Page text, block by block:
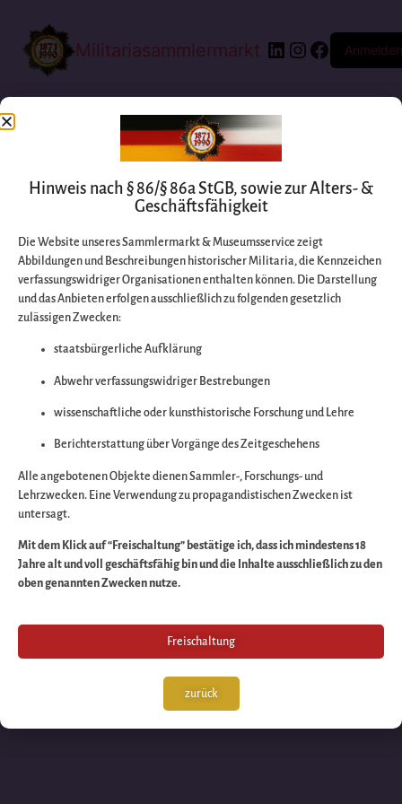
Militariasammlermarkt Anmelden
Entschuldigen Sie
bitte die
Wir arbeiten an
großartigen Sache
schauen Sie bald
wieder vorbei!
Hinweis nach § 86/§ 86a StGB, sowie zur Alters- &
Geschäftsfähigkeit
Die Website unseres Sammlermarkt & Museumsservice zeigt
Abbildungen und Beschreibungen historischer Militaria, die Kennzeichen
verfassungswidriger Organisationen enthalten können. Die Darstellung
und das Anbieten erfolgen ausschließlich zu folgenden gesetzlich
zulässigen Zwecken:
staatsbürgerliche Aufklärung
Abwehr verfassungswidriger Bestrebungen
wissenschaftliche oder kunsthistorische Forschung und Lehre
Berichterstattung über Vorgänge des Zeitgeschehens
Alle angebotenen Objekte dienen Sammler-, Forschungs- und
Lehrzwecken. Eine Verwendung zu propagandistischen Zwecken ist
untersagt.
Mit dem Klick auf “Freischaltung” bestätige ich, dass ich mindestens 18
Jahre alt und voll geschäftsfähig bin und die Inhalte ausschließlich zu den
oben genannten Zwecken nutze.
Freischaltung
zurück